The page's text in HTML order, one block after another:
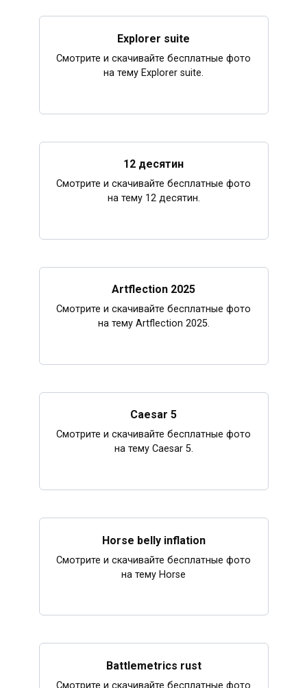
Explorer suite
Смотрите и скачивайте бесплатные фото
на тему Explorer suite.
12 десятин
Смотрите и скачивайте бесплатные фото
на тему 12 десятин.
Artflection 2025
Смотрите и скачивайте бесплатные фото
на тему Artflection 2025.
Caesar 5
Смотрите и скачивайте бесплатные фото
на тему Caesar 5.
Horse belly inflation
Смотрите и скачивайте бесплатные фото
на тему Horse
Battlemetrics rust
Смотрите и скачивайте бесплатные фото